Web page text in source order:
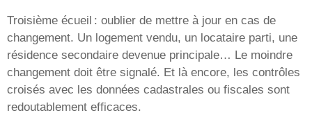
Troisième écueil : oublier de mettre à jour en cas de
changement. Un logement vendu, un locataire parti, une
résidence secondaire devenue principale… Le moindre
changement doit être signalé. Et là encore, les contrôles
croisés avec les données cadastrales ou fiscales sont
redoutablement efficaces.